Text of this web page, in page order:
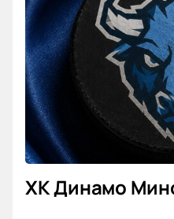
Континентальная
и просто через наш
условия покупки:
воспользуйтесь
для групповых
Выберите места
оптимальный
Оформите заказ
Корпоративным
ХК Динамо